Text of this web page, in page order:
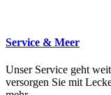
Service & Meer
Unser Service geht
versorgen Sie mit